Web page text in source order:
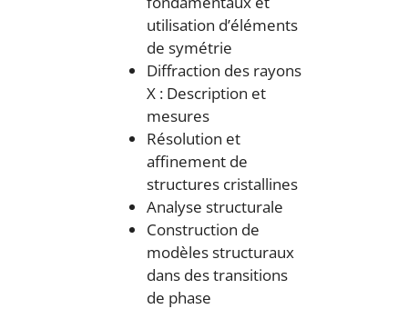
utilisation d’éléments
de symétrie
Diffraction des rayons
X : Description et
mesures
Résolution et
affinement de
structures cristallines
Analyse structurale
Construction de
modèles structuraux
dans des transitions
de phase